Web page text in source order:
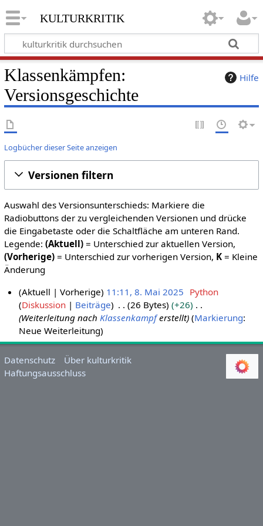
kulturkritik
Hilfe
Klassenkämpfen:
Versionsgeschichte
Logbücher dieser Seite anzeigen
Versionen filtern
Auswahl des Versionsunterschieds: Markiere die
Radiobuttons der zu vergleichenden Versionen und drücke
die Eingabetaste oder die Schaltfläche am unteren Rand.
Legende: (Aktuell)= Unterschied zur aktuellen Version,
(Vorherige)= Unterschied zur vorherigen Version, K= Kleine
Änderung
a
i
2
Aktuell Vorherige 11:11, 8. Mai 2025 Python
Diskussion
Beiträge 26 Bytes
+26
Weiterleitung nachKlassenkampferstellt Markierung:
Neue Weiterleitung
Datenschutz
Über kulturkritik
Haftungsausschluss